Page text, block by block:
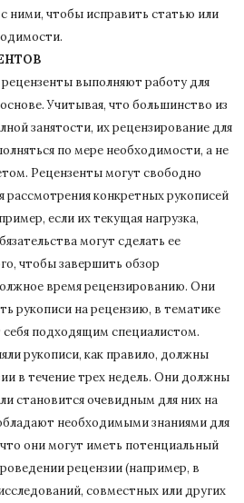
ними, чтобы исправить статью или
выполняют работу для
Учитывая, что большинство из
занятости, их рецензирование для
по мере необходимости, а не
Рецензенты могут свободно
рассмотрения конкретных рукописей
если их текущая нагрузка,
могут сделать ее
чтобы завершить обзор
время рецензированию. Они
рукописи на рецензию, в тематике
подходящим специалистом.
рукописи, как правило, должны
в течение трех недель. Они должны
становится очевидным для них на
необходимыми знаниями для
они могут иметь потенциальный
рецензии (например, в
, совместных или других